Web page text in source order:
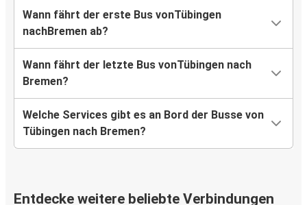
Wann fährt der erste Bus vonTübingen
nachBremen ab?
Wann fährt der letzte Bus vonTübingen nach
Bremen?
Welche Services gibt es an Bord der Busse von
Tübingen nach Bremen?
Entdecke weitere beliebte Verbindungen